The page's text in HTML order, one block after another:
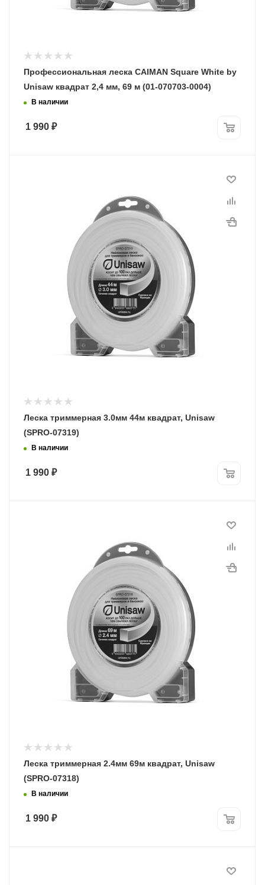
Профессиональная леска CAIMAN Square White by
Unisaw квадрат 2,4 мм, 69 м (01-070703-0004)
В наличии
1 990 ₽
Программы рассрочки
Леска триммерная 3.0мм 44м квадрат, Unisaw
(SPRO-07319)
В наличии
1 990 ₽
Программы рассрочки
Леска триммерная 2.4мм 69м квадрат, Unisaw
(SPRO-07318)
В наличии
1 990 ₽